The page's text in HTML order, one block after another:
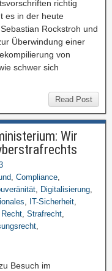
richtig
es in der heute
Rockstroh und
Überwindung einer
von
schwer sich
Read Post
Wir
, Compliance,
, Digitalisierung,
, IT-Sicherheit,
Recht, Strafrecht,
,
Besuch im